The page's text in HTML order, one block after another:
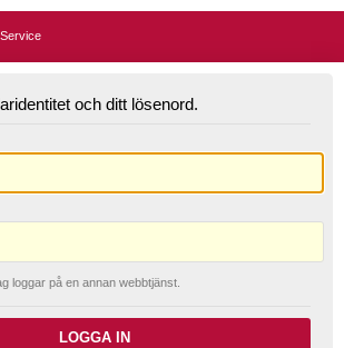
och ditt lösenord.
loggar på en annan webbtjänst.